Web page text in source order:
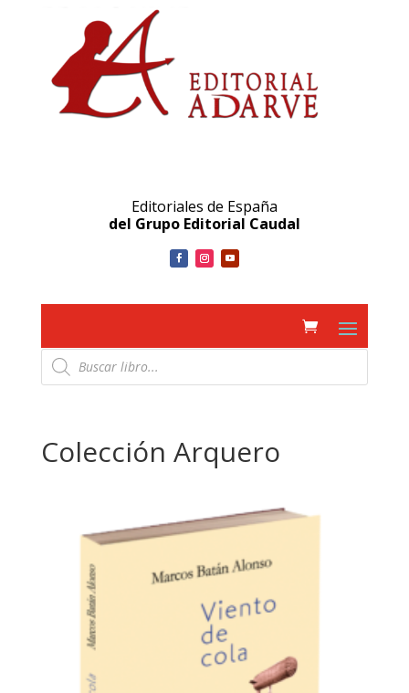
Editoriales de España
del Grupo Editorial Caudal
Colección Arquero